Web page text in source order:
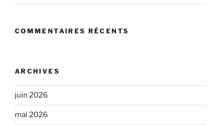
COMMENTAIRES RÉCENTS
ARCHIVES
juin 2026
mai 2026